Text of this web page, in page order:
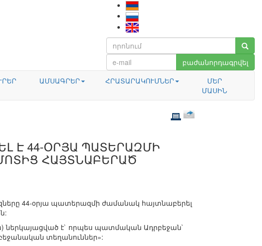
բաժանորդագրվել
ԱՄՍԱԳՐԵՐ ՀՐԱՏԱՐԱԿՈՒՄՆԵՐ
ՄԵՐ
ՄԱՍԻՆ
Է 44-ՕՐՅԱ ՊԱՏԵՐԱԶՄԻ
ՀԱՅՏՆԱԲԵՐԱԾ
44-oրյա պատերազմի ժամանակ հայտնաբերել
ներկայացված է` որպես պատմական Ադրբեջան`
տեղանուններ»: